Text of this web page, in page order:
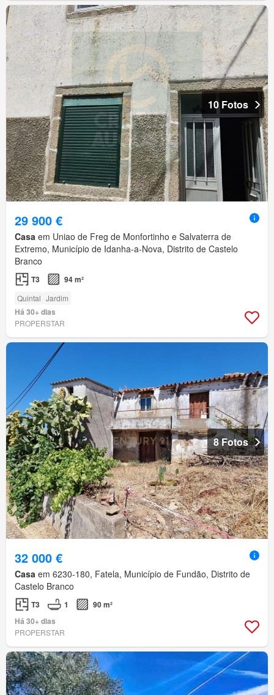
10 Fotos
29 900 €
Casa em Uniao de Freg de Monfortinho e Salvaterra de
Extremo, Município de Idanha-a-Nova, Distrito de Castelo
Branco
T3 94 m²
Quintal Jardim
Há 30+ dias
PROPERSTAR
8 Fotos
32 000 €
Casa em 6230-180, Fatela, Município de Fundão, Distrito de
Castelo Branco
T3 1
90 m²
Há 30+ dias
PROPERSTAR